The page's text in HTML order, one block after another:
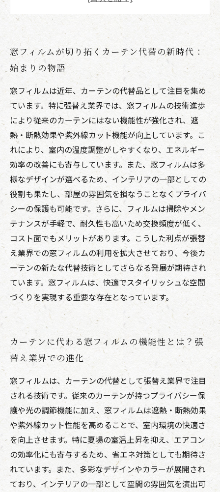
快適な住まいを支える窓フィルムの遮熱・断熱
技術の秘密
デザイン性も抜群！窓フィルムが叶えるインテ
リアの可能性
窓フィルム導入で見える未来：メンテナンスと
コスト面のメリット
窓フィルムで変わる暮らしの風景：実例から学
ぶ成功ストーリー
まとめ：カーテン代替としての窓フィルムがも
たらす新しい価値
窓フィルムが切り拓くカーテン代替の新時代：
始まりの物語
窓フィルムは近年、カーテンの代替品として注目を集め
ています。特に張替え業界では、窓フィルムの技術進歩
により従来のカーテンにはない機能性が強化され、遮
熱・断熱効果や紫外線カット機能が向上しています。こ
れにより、室内の温度調整がしやすくなり、エネルギー
効率の改善にも寄与しています。また、窓フィルムは多
様なデザインが選べるため、インテリアの一部としての
役割も果たし、部屋の雰囲気を損なうことなくプライバ
シーの保護も可能です。さらに、フィルムは掃除やメン
テナンスが手軽で、耐久性も高いため交換頻度が低く、
コスト面でもメリットがあります。こうした利点が張替
え業界での窓フィルムの利用を拡大させており、今後カ
ーテンの新たな代替技術としてさらなる発展が期待され
ています。窓フィルムは、快適でスタイリッシュな空間
づくりを実現する重要な存在となっています。
カーテンに代わる窓フィルムの機能性とは？張
替え業界での進化
窓フィルムは、カーテンの代替として張替え業界で注目
される技術です。従来のカーテンが持つプライバシー保
護や光の調節機能に加え、窓フィルムは遮熱・断熱効果
や紫外線カット性能を高めることで、室内環境の快適さ
を向上させます。特に夏場の室温上昇を抑え、エアコン
の効率化にも寄与するため、省エネ対策としても期待さ
れています。また、多彩なデザインやカラーが展開され
ており、インテリアの一部として空間の雰囲気を演出可